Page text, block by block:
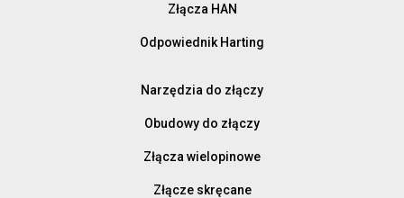
Złącza HAN
Odpowiednik Harting
Narzędzia do złączy
Obudowy do złączy
Złącza wielopinowe
Złącze skręcane